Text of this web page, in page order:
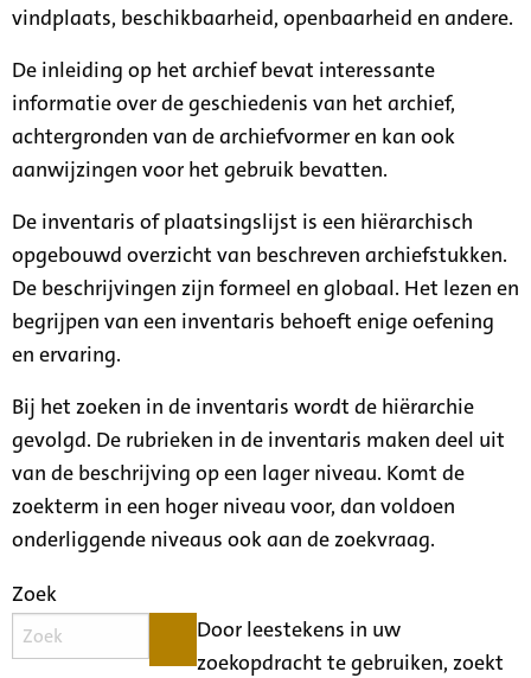
vindplaats, beschikbaarheid, openbaarheid en andere.
De inleiding op het archief bevat interessante
informatie over de geschiedenis van het archief,
achtergronden van de archiefvormer en kan ook
aanwijzingen voor het gebruik bevatten.
De inventaris of plaatsingslijst is een hiërarchisch
opgebouwd overzicht van beschreven archiefstukken.
De beschrijvingen zijn formeel en globaal. Het lezen en
begrijpen van een inventaris behoeft enige oefening
en ervaring.
Bij het zoeken in de inventaris wordt de hiërarchie
gevolgd. De rubrieken in de inventaris maken deel uit
van de beschrijving op een lager niveau. Komt de
zoekterm in een hoger niveau voor, dan voldoen
onderliggende niveaus ook aan de zoekvraag.
Zoek
Door leestekens in uw
zoekopdracht te gebruiken, zoekt